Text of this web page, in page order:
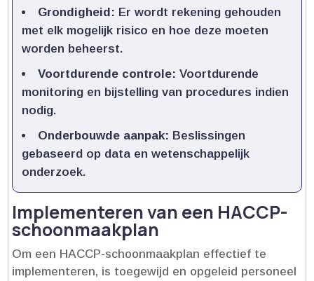
Grondigheid: Er wordt rekening gehouden
met elk mogelijk risico en hoe deze moeten
worden beheerst.​
Voortdurende controle: Voortdurende
monitoring en bijstelling van procedures indien
nodig.​
Onderbouwde aanpak: Beslissingen
gebaseerd op data en wetenschappelijk
onderzoek.​
Implementeren van een HACCP-
schoonmaakplan
Om een HACCP-schoonmaakplan effectief te
implementeren, is toegewijd en opgeleid personeel